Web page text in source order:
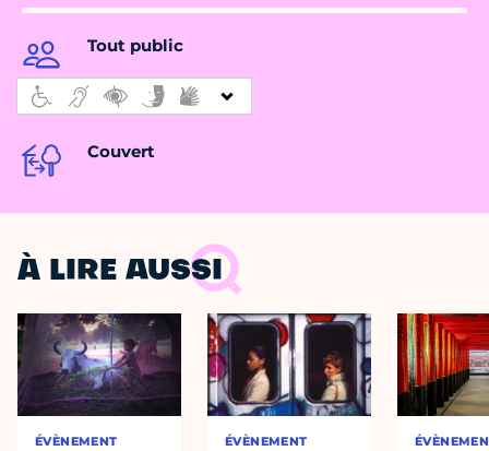
Tout public
Couvert
À LIRE AUSSI
ÉVÈNEMENT ÉVÈNEMENT